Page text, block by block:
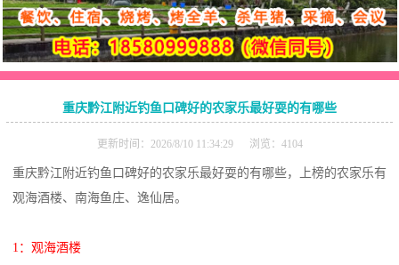
重庆黔江附近钓鱼口碑好的农家乐最好耍的有哪些
更新时间：2026/8/10 11:34:29 浏览：4104
重庆黔江附近钓鱼口碑好的农家乐最好耍的有哪些，上榜的农家乐有
观海酒楼、南海鱼庄、逸仙居。
1：观海酒楼